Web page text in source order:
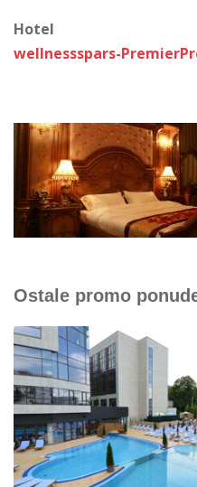
Hotel
wellnessspars-
Ostale promo